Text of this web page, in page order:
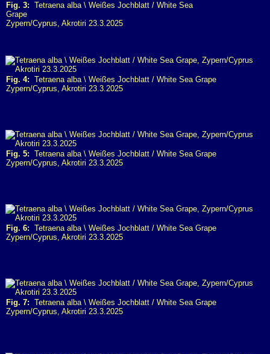
Fig. 3: Tetraena alba \ Weißes Jochblatt / White Sea
Grape
Zypern/Cyprus, Akrotiri 23.3.2025
Fig. 4: Tetraena alba \ Weißes Jochblatt / White Sea Grape
Zypern/Cyprus, Akrotiri 23.3.2025
Fig. 5: Tetraena alba \ Weißes Jochblatt / White Sea Grape
Zypern/Cyprus, Akrotiri 23.3.2025
Fig. 6: Tetraena alba \ Weißes Jochblatt / White Sea Grape
Zypern/Cyprus, Akrotiri 23.3.2025
Fig. 7: Tetraena alba \ Weißes Jochblatt / White Sea Grape
Zypern/Cyprus, Akrotiri 23.3.2025